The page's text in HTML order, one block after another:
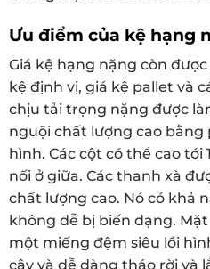
Ưu điểm của kệ hạng
Giá kệ hạng nặng còn
kệ định vị, giá kệ pallet và
chịu tải trọng nặng được
nguội chất lượng cao
hình. Các cột có thể cao
nối ở giữa. Các thanh xà
chất lượng cao. Nó có khả
không dễ bị biến dạng.
một miếng đệm siêu lồi
cậy và dễ dàng tháo rời và